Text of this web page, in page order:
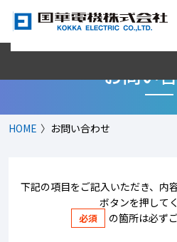
お問い
HOME お問い合わせ
下記の項目をご記入いただき、内
ボタンを押して
の箇所は必ず